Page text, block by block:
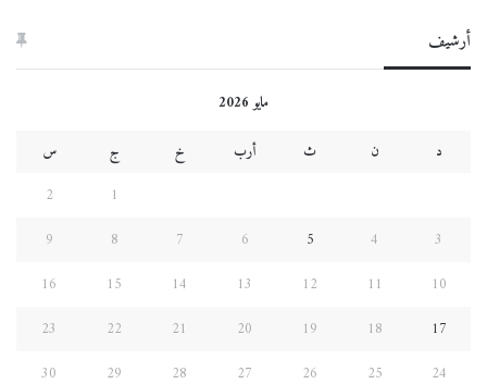
ا
ل
ج
أرشيف
مايو 2026
د
ن ث أرب خ ج
س
1
2
3
4
5
6
7
8
9
10
11
12
13
14
15
16
17
18
19
20
21
22
23
24
25
26
27
28
29
30